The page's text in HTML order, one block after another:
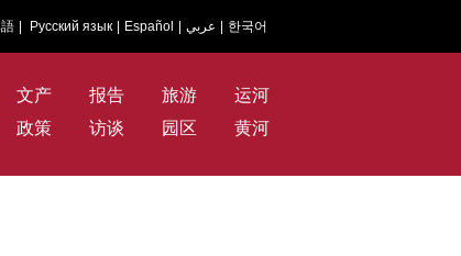
Русский язык Español عربي 한국어
文产 报告 旅游
运河
政策 访谈 园区 黄河